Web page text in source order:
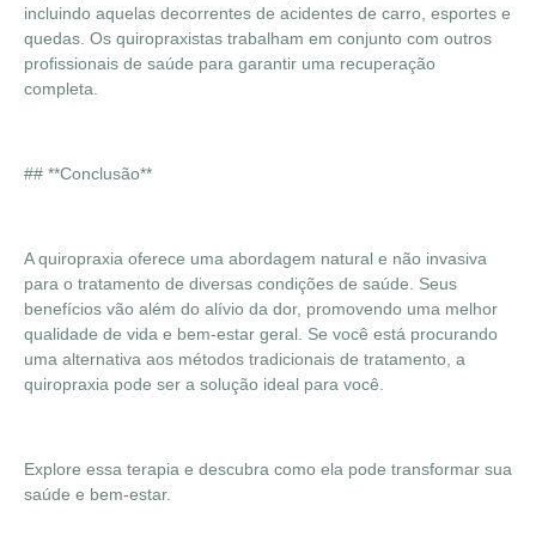
incluindo aquelas decorrentes de acidentes de carro, esportes e
quedas. Os quiropraxistas trabalham em conjunto com outros
profissionais de saúde para garantir uma recuperação
completa.
## **Conclusão**
A quiropraxia oferece uma abordagem natural e não invasiva
para o tratamento de diversas condições de saúde. Seus
benefícios vão além do alívio da dor, promovendo uma melhor
qualidade de vida e bem-estar geral. Se você está procurando
uma alternativa aos métodos tradicionais de tratamento, a
quiropraxia pode ser a solução ideal para você.
Explore essa terapia e descubra como ela pode transformar sua
saúde e bem-estar.